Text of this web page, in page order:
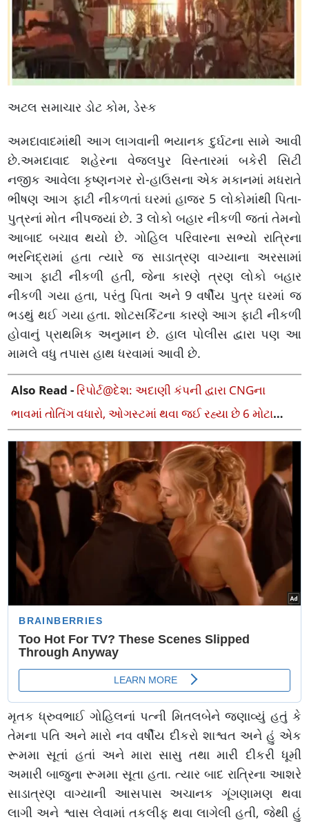
અટલ સમાચાર ડોટ કોમ, ડેસ્ક
અમદાવાદમાંથી આગ લાગવાની ભયાનક દુર્ઘટના સામે આવી
છે.અમદાવાદ શહેરના વેજલપુર વિસ્તારમાં બકેરી સિટી
નજીક આવેલા કૃષ્ણનગર રો-હાઉસના એક મકાનમાં મધરાતે
ભીષણ આગ ફાટી નીકળતાં ઘરમાં હાજર 5 લોકોમાંથી પિતા-
પુત્રનાં મોત નીપજ્યાં છે. 3 લોકો બહાર નીકળી જતાં તેમનો
આબાદ બચાવ થયો છે. ગોહિલ પરિવારના સભ્યો રાત્રિના
ભરનિદ્રામાં હતા ત્યારે જ સાડાત્રણ વાગ્યાના અરસામાં
આગ ફાટી નીકળી હતી, જેના કારણે ત્રણ લોકો બહાર
નીકળી ગયા હતા, પરંતુ પિતા અને 9 વર્ષીય પુત્ર ઘરમાં જ
ભડથું થઈ ગયા હતા. શોટસર્કિટના કારણે આગ ફાટી નીકળી
હોવાનું પ્રાથમિક અનુમાન છે. હાલ પોલીસ દ્વારા પણ આ
મામલે વધુ તપાસ હાથ ધરવામાં આવી છે.
Also Read - રિપોર્ટ@દેશ: અદાણી કંપની દ્વારા CNGના
ભાવમાં તોતિંગ વધારો, ઓગસ્ટમાં થવા જઈ રહ્યા છે 6 મોટા
ફેરફારો
મૃતક ધ્રુવભાઈ ગોહિલનાં પત્ની મિતલબેને જણાવ્યું હતું કે
તેમના પતિ અને મારો નવ વર્ષીય દીકરો શાશ્વત અને હું એક
રૂમમા સૂતાં હતાં અને મારા સાસુ તથા મારી દીકરી ધૂમી
અમારી બાજુના રૂમમા સૂતા હતા. ત્યાર બાદ રાત્રિના આશરે
સાડાત્રણ વાગ્યાની આસપાસ અચાનક ગૂંગણામણ થવા
લાગી અને શ્વાસ લેવામાં તકલીફ થવા લાગેલી હતી, જેથી હું